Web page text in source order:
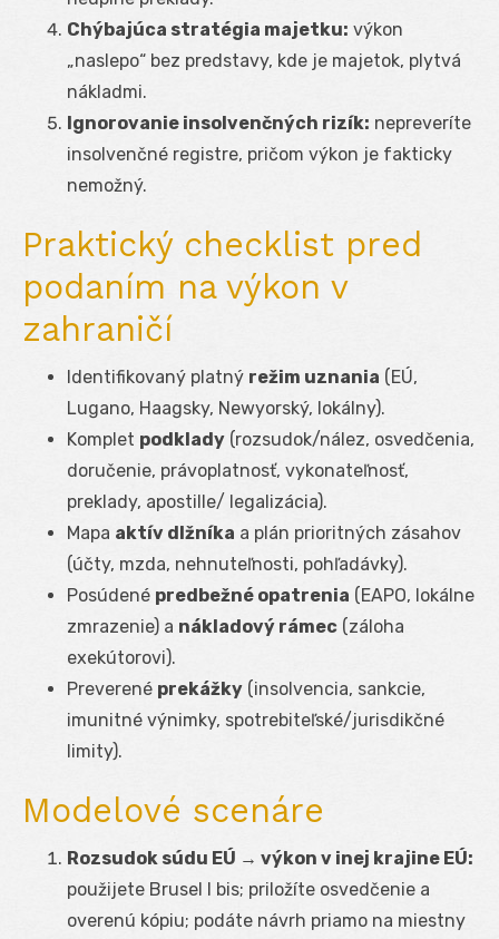
Chýbajúca stratégia majetku: výkon
„naslepo“ bez predstavy, kde je majetok, plytvá
nákladmi.
Ignorovanie insolvenčných rizík: nepreveríte
insolvenčné registre, pričom výkon je fakticky
nemožný.
Praktický checklist pred
podaním na výkon v
zahraničí
Identifikovaný platný režim uznania (EÚ,
Lugano, Haagsky, Newyorský, lokálny).
Komplet podklady (rozsudok/nález, osvedčenia,
doručenie, právoplatnosť, vykonateľnosť,
preklady, apostille/ legalizácia).
Mapa aktív dlžníka a plán prioritných zásahov
(účty, mzda, nehnuteľnosti, pohľadávky).
Posúdené predbežné opatrenia (EAPO, lokálne
zmrazenie) a nákladový rámec (záloha
exekútorovi).
Preverené prekážky (insolvencia, sankcie,
imunitné výnimky, spotrebiteľské/jurisdikčné
limity).
Modelové scenáre
Rozsudok súdu EÚ → výkon v inej krajine EÚ:
použijete Brusel I bis; priložíte osvedčenie a
overenú kópiu; podáte návrh priamo na miestny